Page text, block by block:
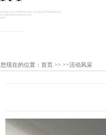
您现在的位置： 首页 >> >>活动风采